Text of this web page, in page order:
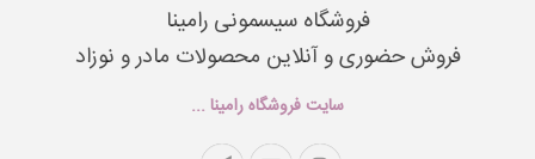
فروشگاه سیسمونی رامینا
فروش حضوری و آنلاین محصولات مادر و نوزاد
سایت فروشگاه رامینا ...